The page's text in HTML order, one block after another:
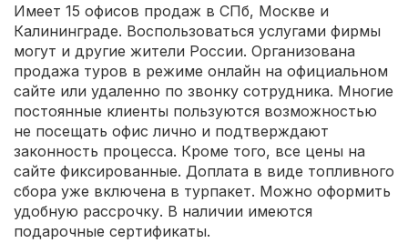
Имеет 15 офисов продаж в СПб, Москве и
Калининграде. Воспользоваться услугами фирмы
могут и другие жители России. Организована
продажа туров в режиме онлайн на официальном
сайте или удаленно по звонку сотрудника. Многие
постоянные клиенты пользуются возможностью
не посещать офис лично и подтверждают
законность процесса. Кроме того, все цены на
сайте фиксированные. Доплата в виде топливного
сбора уже включена в турпакет. Можно оформить
удобную рассрочку. В наличии имеются
подарочные сертификаты.